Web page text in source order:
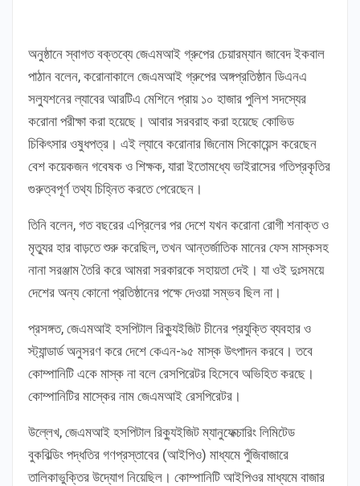
অনুষ্ঠানে স্বাগত বক্তব্যে জেএমআই গ্রুপের চেয়ারম্যান জাবেদ ইকবাল
পাঠান বলেন, করোনাকালে জেএমআই গ্রুপের অঙ্গপ্রতিষ্ঠান ডিএনএ
সল্যুশনের ল্যাবের আরটিএ মেশিনে প্রায় ১০ হাজার পুলিশ সদস্যের
করোনা পরীক্ষা করা হয়েছে। আবার সরবরাহ করা হয়েছে কোভিড
চিকিৎসার ওষুধপত্র। এই ল্যাবে করোনার জিনোম সিকোয়েন্স করেছেন
বেশ কয়েকজন গবেষক ও শিক্ষক, যারা ইতোমধ্যে ভাইরাসের গতিপ্রকৃতির
গুরুত্বপূর্ণ তথ্য চিহ্নিত করতে পেরেছেন।
তিনি বলেন, গত বছরের এপ্রিলের পর দেশে যখন করোনা রোগী শনাক্ত ও
মৃত্যুর হার বাড়তে শুরু করেছিল, তখন আন্তর্জাতিক মানের ফেস মাস্কসহ
নানা সরঞ্জাম তৈরি করে আমরা সরকারকে সহায়তা দেই। যা ওই দুঃসময়ে
দেশের অন্য কোনো প্রতিষ্ঠানের পক্ষে দেওয়া সম্ভব ছিল না।
প্রসঙ্গত, জেএমআই হসপিটাল রিক্যুইজিট চীনের প্রযুক্তি ব্যবহার ও
স্ট্যান্ডার্ড অনুসরণ করে দেশে কেএন-৯৫ মাস্ক উৎপাদন করবে। তবে
কোম্পানিটি একে মাস্ক না বলে রেসপিরেটর হিসেবে অভিহিত করছে।
কোম্পানিটির মাস্কের নাম জেএমআই রেসপিরেটর।
উল্লেখ, জেএমআই হসপিটাল রিক্যুইজিট ম্যানুফেক্চারিং লিমিটেড
বুকবিল্ডিং পদ্ধতির গণপ্রস্তাবের (আইপিও) মাধ্যমে পুঁজিবাজারে
তালিকাভুক্তির উদ্যোগ নিয়েছিল। কোম্পানিটি আইপিওর মাধ্যমে বাজার